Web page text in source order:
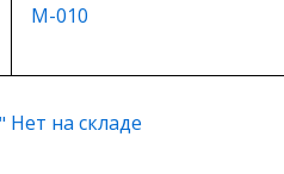
М-010
Нет на складе